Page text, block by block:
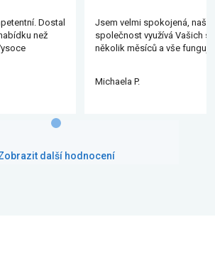
Dostal
než
Jsem velmi spokojená, naše
společnost využívá Vašich
několik měsíců a vše funguje.
Michaela P.
další hodnocení